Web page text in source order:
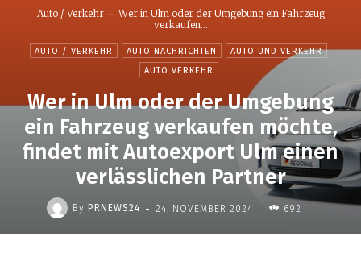
Auto / Verkehr
Wer in Ulm oder der Umgebung ein Fahrzeug
verkaufen...
AUTO / VERKEHR AUTO NACHRICHTEN
AUTO UND VERKEHR
AUTO VERKEHR
Wer in Ulm oder der Umgebung
ein Fahrzeug verkaufen möchte,
findet mit Autoexport Ulm einen
verlässlichen Partner
By PRNEWS24 - 24. NOVEMBER 2024 692